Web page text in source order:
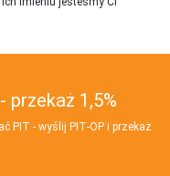
1,5%
PIT - wyślij PIT‑OP i przekaż